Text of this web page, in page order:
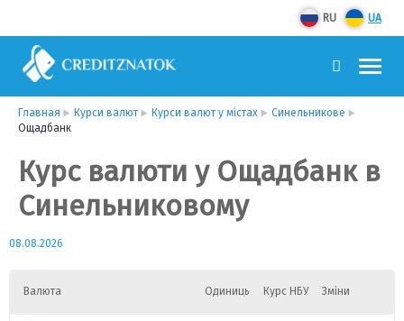
RU UA
Главная Курси валют Курси валют у містах
Синельникове
Ощадбанк
Курс валюти у Ощадбанк в
Синельниковому
08.08.2026
Валюта Одиниць Курс НБУ Зміни